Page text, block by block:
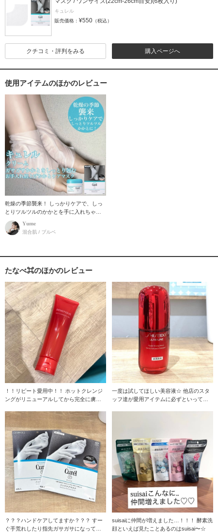
キュレル
販売価格： ¥550 （税込）
購入ページへ
クチコミ・評判をみる
使用アイテムのほかのレビュー
乾燥の季節襲来！ しっかりケアで、しっ
とりツルツルのかかとを手に入れちゃい
𝐘𝐮𝐦𝐞
混合肌 / ブルベ
たなべ⌘のほかのレビュー
！！リピート愛用中！！ ホットクレンジ
ングがリニューアルしてから完全に虜で
一度は試してほしい美容液☆ 他店のスタ
ッフ達が愛用アイテムに必ずといってい
？？？ハンドケアしてますか？？？ すー
ぐ手荒れしたり指先ガサガサになってし
suisaiに仲間が増えました…！！！ 酵素洗
顔といえば見たことあるのはsuisai〜☆